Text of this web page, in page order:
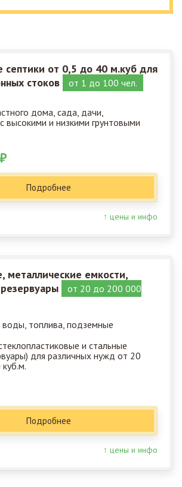
септики от 0,5 до 40 м.куб для
стоков
от 1 до 100 чел.
дома, сада, дачи,
высокими и низкими грунтовыми
Подробнее
↑ цены и инфо
металлические емкости,
от 20 до 200 000
и стальные
для различных нужд от 20
Подробнее
↑ цены и инфо